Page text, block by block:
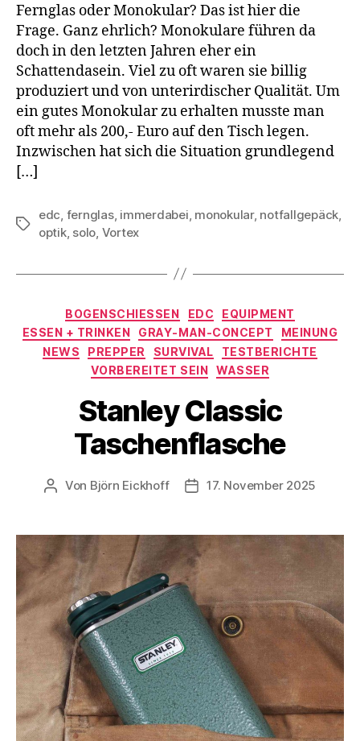
Fernglas oder Monokular? Das ist hier die
Frage. Ganz ehrlich? Monokulare führen da
doch in den letzten Jahren eher ein
Schattendasein. Viel zu oft waren sie billig
produziert und von unterirdischer Qualität. Um
ein gutes Monokular zu erhalten musste man
oft mehr als 200,- Euro auf den Tisch legen.
Inzwischen hat sich die Situation grundlegend
[…]
Schlagwörter
edc, fernglas, immerdabei, monokular, notfallgepäck,
optik, solo, Vortex
Kategorien
BOGENSCHIESSEN EDC
EQUIPMENT
ESSEN + TRINKEN
GRAY-MAN-CONCEPT
MEINUNG
NEWS
PREPPER SURVIVAL
TESTBERICHTE
VORBEREITET SEIN WASSER
Stanley Classic
Taschenflasche
Beitragsautor
Von Björn Eickhoff Veröffentlichungsdatum
17. November 2025